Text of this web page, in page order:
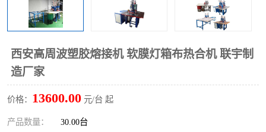
西安高周波塑胶熔接机 软膜灯箱布热合机 联宇制
造厂家
价格： 13600.00 元/台 起
产品数量： 30.00台